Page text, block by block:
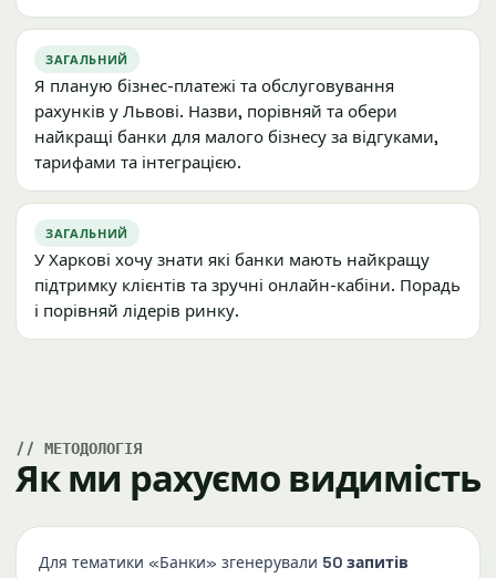
ЗАГАЛЬНИЙ
Я планую бізнес-платежі та обслуговування
рахунків у Львові. Назви, порівняй та обери
найкращі банки для малого бізнесу за відгуками,
тарифами та інтеграцією.
ЗАГАЛЬНИЙ
У Харкові хочу знати які банки мають найкращу
підтримку клієнтів та зручні онлайн-кабіни. Порадь
і порівняй лідерів ринку.
МЕТОДОЛОГІЯ
Як ми рахуємо видимість
Для тематики «Банки» згенерували 50 запитів